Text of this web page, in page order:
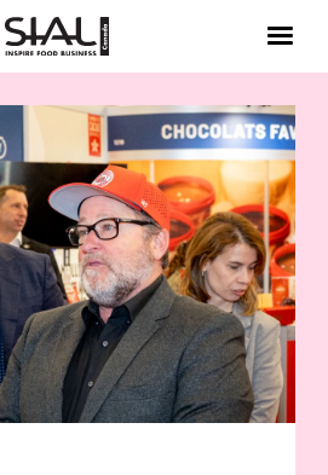
E-Magazine
Testimonials
Designed by Cleverdis
kit